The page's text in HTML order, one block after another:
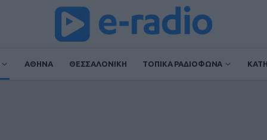
ΑΘΗΝΑ ΘΕΣΣΑΛΟΝΙΚΗ ΤΟΠΙΚΑ ΡΑΔΙΟΦΩΝΑ